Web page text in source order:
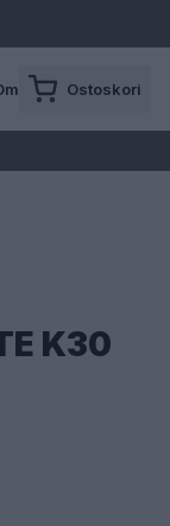
tili Ostoskori
K30